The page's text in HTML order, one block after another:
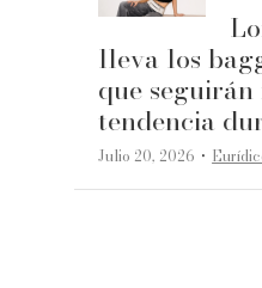
lleva los
que
tendencia
Julio 20, 2026 ·